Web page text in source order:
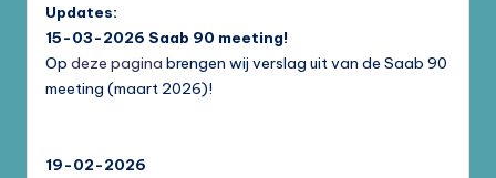
Updates:
15-03-2026 Saab 90 meeting!
Op deze pagina brengen wij verslag uit van de Saab 90
meeting (maart 2026)!
19-02-2026